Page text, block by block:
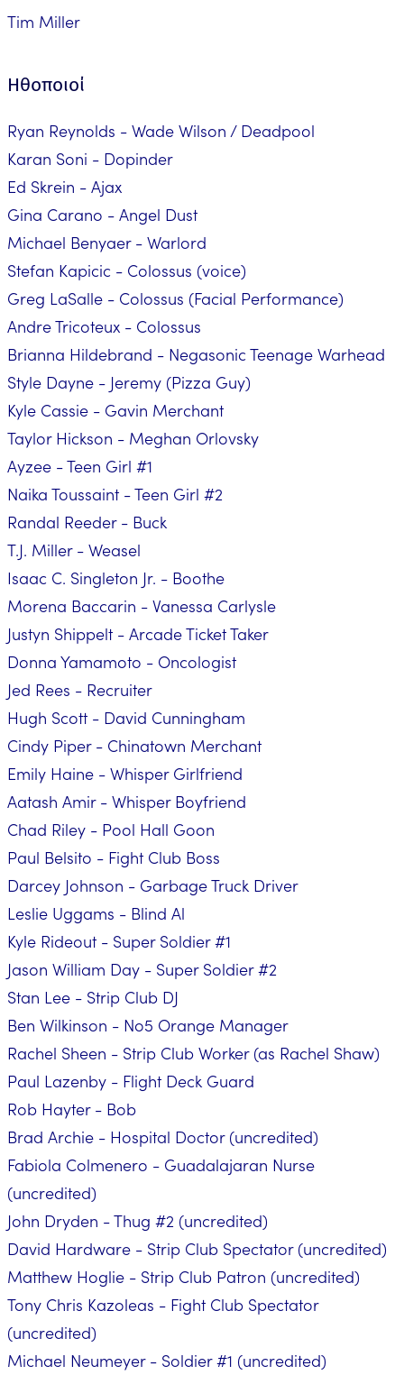
Tim Miller
Ηθοποιοί
Ryan Reynolds - Wade Wilson / Deadpool
Karan Soni - Dopinder
Ed Skrein - Ajax
Gina Carano - Angel Dust
Michael Benyaer - Warlord
Stefan Kapicic - Colossus (voice)
Greg LaSalle - Colossus (Facial Performance)
Andre Tricoteux - Colossus
Brianna Hildebrand - Negasonic Teenage Warhead
Style Dayne - Jeremy (Pizza Guy)
Kyle Cassie - Gavin Merchant
Taylor Hickson - Meghan Orlovsky
Ayzee - Teen Girl #1
Naika Toussaint - Teen Girl #2
Randal Reeder - Buck
T.J. Miller - Weasel
Isaac C. Singleton Jr. - Boothe
Morena Baccarin - Vanessa Carlysle
Justyn Shippelt - Arcade Ticket Taker
Donna Yamamoto - Oncologist
Jed Rees - Recruiter
Hugh Scott - David Cunningham
Cindy Piper - Chinatown Merchant
Emily Haine - Whisper Girlfriend
Aatash Amir - Whisper Boyfriend
Chad Riley - Pool Hall Goon
Paul Belsito - Fight Club Boss
Darcey Johnson - Garbage Truck Driver
Leslie Uggams - Blind Al
Kyle Rideout - Super Soldier #1
Jason William Day - Super Soldier #2
Stan Lee - Strip Club DJ
Ben Wilkinson - No5 Orange Manager
Rachel Sheen - Strip Club Worker (as Rachel Shaw)
Paul Lazenby - Flight Deck Guard
Rob Hayter - Bob
Brad Archie - Hospital Doctor (uncredited)
Fabiola Colmenero - Guadalajaran Nurse
(uncredited)
John Dryden - Thug #2 (uncredited)
David Hardware - Strip Club Spectator (uncredited)
Matthew Hoglie - Strip Club Patron (uncredited)
Tony Chris Kazoleas - Fight Club Spectator
(uncredited)
Michael Neumeyer - Soldier #1 (uncredited)